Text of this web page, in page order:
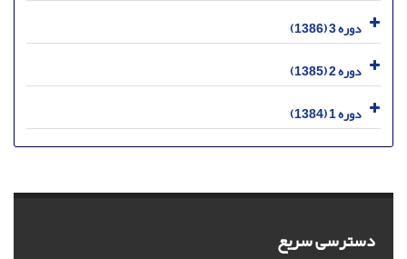
دوره 3 (1386)
دوره 2 (1385)
دوره 1 (1384)
دسترسی سریع